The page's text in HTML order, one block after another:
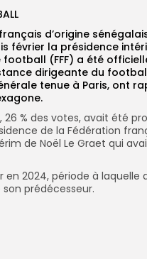
d’origine
février la présidence
(FFF) a été
dirigeante du
tenue à Paris, ont
26 % des votes, avait été
de la Fédération
de Noël Le Graet qui
en 2024, période à laquelle
prédécesseur.